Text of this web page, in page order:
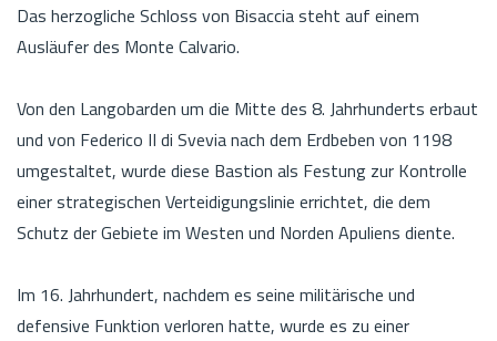
Das herzogliche Schloss von Bisaccia steht auf einem
Ausläufer des Monte Calvario.
Von den Langobarden um die Mitte des 8. Jahrhunderts erbaut
und von Federico II di Svevia nach dem Erdbeben von 1198
umgestaltet, wurde diese Bastion als Festung zur Kontrolle
einer strategischen Verteidigungslinie errichtet, die dem
Schutz der Gebiete im Westen und Norden Apuliens diente.
Im 16. Jahrhundert, nachdem es seine militärische und
defensive Funktion verloren hatte, wurde es zu einer